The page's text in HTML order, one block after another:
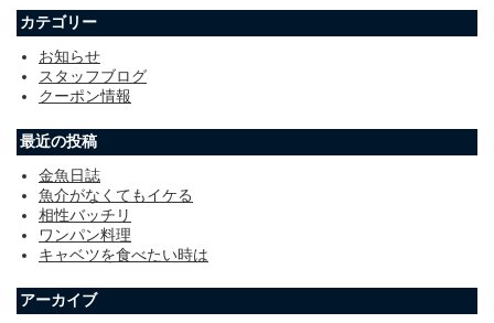
カテゴリー
お知らせ
スタッフブログ
クーポン情報
最近の投稿
金魚日誌
魚介がなくてもイケる
相性バッチリ
ワンパン料理
キャベツを食べたい時は
アーカイブ